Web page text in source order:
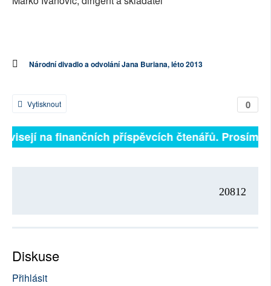
Národní divadlo a odvolání Jana Buriana, léto 2013
0
Vytisknout
na finančních příspěvcích čtenářů. Prosíme,
20812
Diskuse
Přihlásit